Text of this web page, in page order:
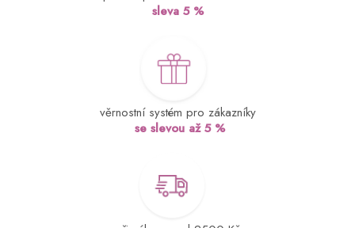
sleva 5 %
věrnostní systém pro zákazníky
se slevou až 5 %